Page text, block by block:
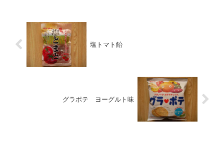
塩トマト飴
グラポテ ヨーグルト味